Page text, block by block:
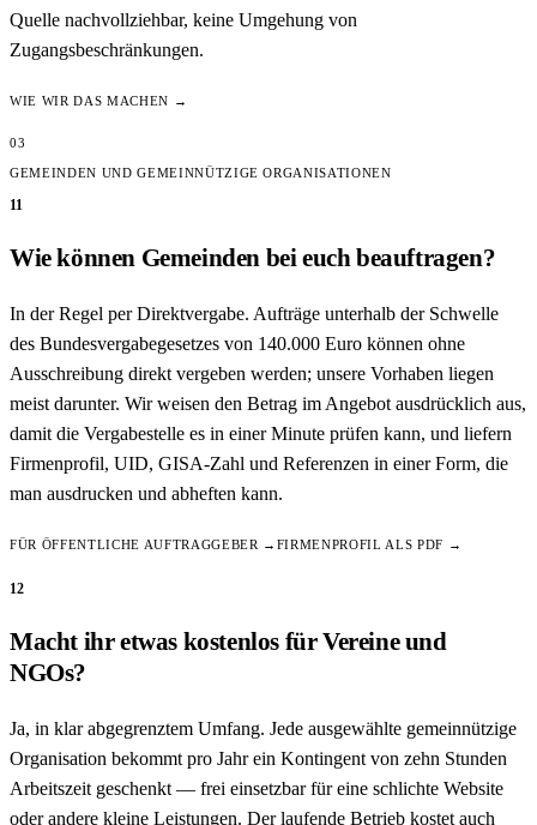
Quelle nachvollziehbar, keine Umgehung von
Zugangsbeschränkungen.
WIE WIR DAS MACHEN →
03
GEMEINDEN UND GEMEINNÜTZIGE ORGANISATIONEN
11
Wie können Gemeinden bei euch beauftragen?
In der Regel per Direktvergabe. Aufträge unterhalb der Schwelle
des Bundesvergabegesetzes von 140.000 Euro können ohne
Ausschreibung direkt vergeben werden; unsere Vorhaben liegen
meist darunter. Wir weisen den Betrag im Angebot ausdrücklich aus,
damit die Vergabestelle es in einer Minute prüfen kann, und liefern
Firmenprofil, UID, GISA-Zahl und Referenzen in einer Form, die
man ausdrucken und abheften kann.
FÜR ÖFFENTLICHE AUFTRAGGEBER → FIRMENPROFIL ALS PDF →
12
Macht ihr etwas kostenlos für Vereine und
NGOs?
Ja, in klar abgegrenztem Umfang. Jede ausgewählte gemeinnützige
Organisation bekommt pro Jahr ein Kontingent von zehn Stunden
Arbeitszeit geschenkt — frei einsetzbar für eine schlichte Website
oder andere kleine Leistungen. Der laufende Betrieb kostet auch